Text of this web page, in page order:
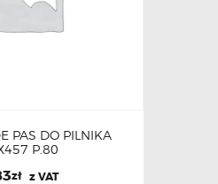
PAS DO PILNIKA
P.80
zł z VAT